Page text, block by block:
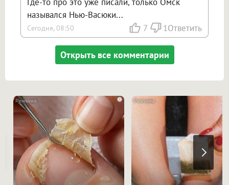
назывался Нью-Васюки...
Сегодня, 08:50 7 1Ответить
Открыть все комментарии
i